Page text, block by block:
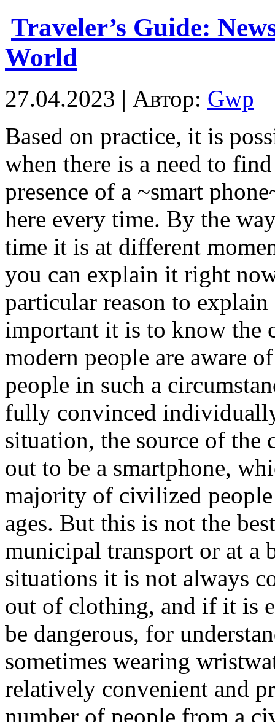
Traveler’s Guide:
World
27.04.2023 | Автор: Gwp
Based on practice, it is
when there is a need to
presence of a ~smart
here every time. By the
time it is at different
you can explain it right
particular reason to
important it is to know the
modern people are aware
people in such a
fully convinced
situation, the source of
out to be a smartphone,
majority of civilized people
ages. But this is not the
municipal transport or at a
situations it is not always
out of clothing, and if it is
be dangerous, for
sometimes wearing
relatively convenient and
number of people from a